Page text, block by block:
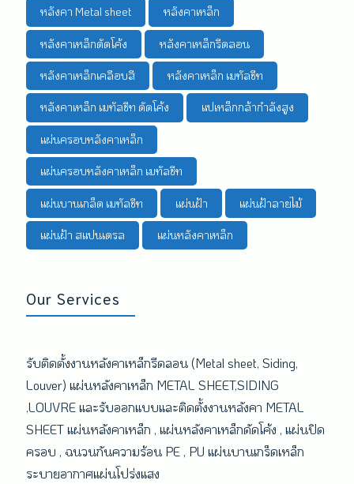
หลังคา Metal sheet หลังคาเหล็ก
หลังคาเหล็กดัดโค้ง หลังคาเหล็กรีดลอน
หลังคาเหล็กเคลือบสี หลังคาเหล็ก เมทัลชีท
หลังคาเหล็ก เมทัลชีท ดัดโค้ง แปเหล็กกล้ากำลังสูง
แผ่นครอบหลังคาเหล็ก
แผ่นครอบหลังคาเหล็ก เมทัลชีท
แผ่นบานเกล็ด เมทัลชีท แผ่นฝ้า แผ่นฝ้าลายไม้
แผ่นฝ้า สแปนเดรล แผ่นหลังคาเหล็ก
Our Services
รับติดตั้งงานหลังคาเหล็กรีดลอน (Metal sheet, Siding,
Louver) แผ่นหลังคาเหล็ก METAL SHEET,SIDING
,LOUVRE และรับออกแบบและติดตั้งงานหลังคา METAL
SHEET แผ่นหลังคาเหล็ก , แผ่นหลังคาเหล็กดัดโค้ง , แผ่นปิด
ครอบ , ฉนวนกันความร้อน PE , PU แผ่นบานเกร็ดเหล็ก
ระบายอากาศแผ่นโปร่งแสง